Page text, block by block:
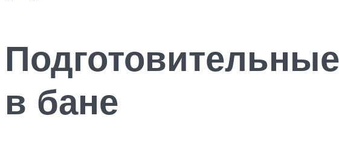
в бане